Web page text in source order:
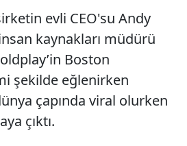
evli CEO'su Andy
kaynakları müdürü
Boston
şekilde eğlenirken
çapında viral olurken
çıktı.